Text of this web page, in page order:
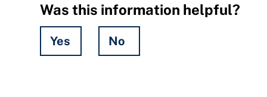
Was this information helpful?
Yes No